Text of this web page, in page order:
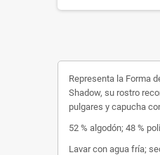
Representa la Forma
Shadow, su rostro
pulgares y capucha
52 % algodón; 48 %
Lavar con agua fría;